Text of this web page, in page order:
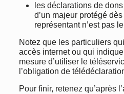
les déclarations de
d’un majeur protégé
représentant n’est pas
Notez que les particuliers
accès internet ou qui
mesure d’utiliser le
l’obligation de
Pour finir, retenez qu’après